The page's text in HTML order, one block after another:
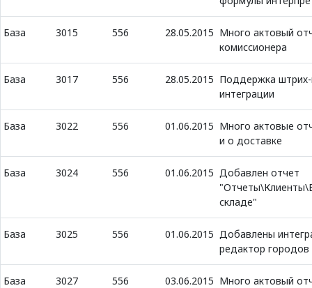
База 3015 556 28.05.2015 Много актовый
комиссионера
База 3017 556 28.05.2015 Поддержка
интеграции
База 3022 556 01.06.2015 Много актовые
и о доставке
База 3024 556 01.06.2015 Добавлен отчет
складе"
База 3025 556 01.06.2015 Добавлены
редактор городов
База 3027 556 03.06.2015 Много актовый